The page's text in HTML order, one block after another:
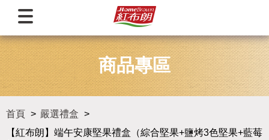
商品專區
首頁
嚴選禮盒
【紅布朗】端午安康堅果禮盒（綜合堅果+鹽烤3色堅果+藍莓